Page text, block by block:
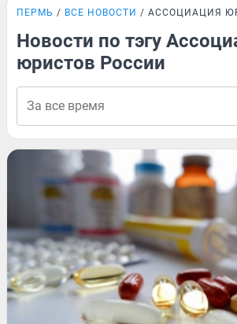
ПЕРМЬ ВСЕ НОВОСТИ АССОЦИАЦИЯ
Новости по тэгу
юристов России